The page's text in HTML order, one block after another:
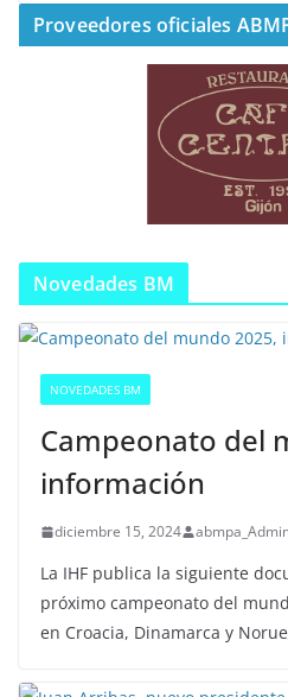
Proveedores oficiales
Novedades BM
NOVEDADES BM
Campeonato del
información
diciembre 15, 2024
La IHF publica la siguiente
próximo campeonato del
en Croacia, Dinamarca y